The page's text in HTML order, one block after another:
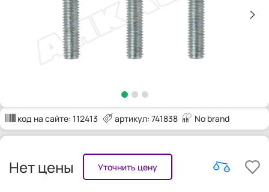
код на сайте: 112413 артикул: 741838 No brand
Нет цены Уточнить цену